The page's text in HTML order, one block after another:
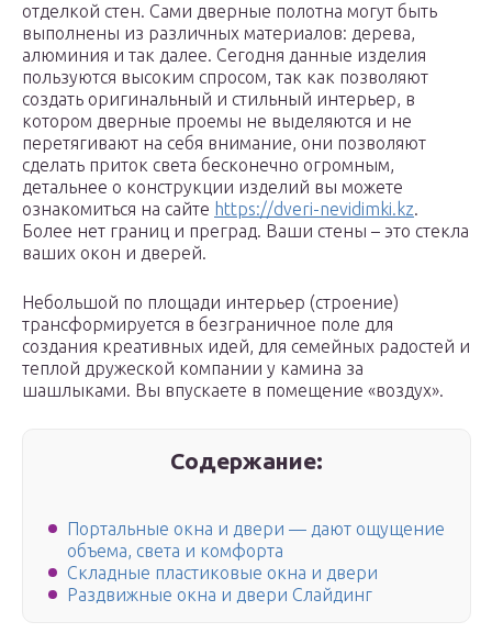
отделкой стен. Сами дверные полотна могут быть
выполнены из различных материалов: дерева,
алюминия и так далее. Сегодня данные изделия
пользуются высоким спросом, так как позволяют
создать оригинальный и стильный интерьер, в
котором дверные проемы не выделяются и не
перетягивают на себя внимание, они позволяют
сделать приток света бесконечно огромным,
детальнее о конструкции изделий вы можете
ознакомиться на сайте https://dveri-nevidimki.kz.
Более нет границ и преград. Ваши стены – это стекла
ваших окон и дверей.
Небольшой по площади интерьер (строение)
трансформируется в безграничное поле для
создания креативных идей, для семейных радостей и
теплой дружеской компании у камина за
шашлыками. Вы впускаете в помещение «воздух».
Содержание:
Портальные окна и двери — дают ощущение
объема, света и комфорта
Складные пластиковые окна и двери
Раздвижные окна и двери Слайдинг